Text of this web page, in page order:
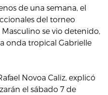
de una semana, el
del torneo
se vio detenido,
onda tropical Gabrielle
Novoa Caliz, explicó
el sábado 7 de